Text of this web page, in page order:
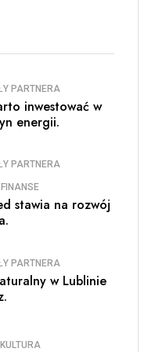
PARTNERA
inwestować w
energii.
PARTNERA
stawia na rozwój
PARTNERA
w Lublinie